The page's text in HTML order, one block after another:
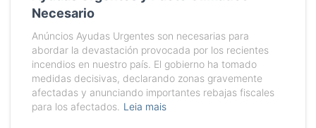
Necesario
Anúncios Ayudas Urgentes son necesarias para
abordar la devastación provocada por los recientes
incendios en nuestro país. El gobierno ha tomado
medidas decisivas, declarando zonas gravemente
afectadas y anunciando importantes rebajas fiscales
para los afectados. Leia mais